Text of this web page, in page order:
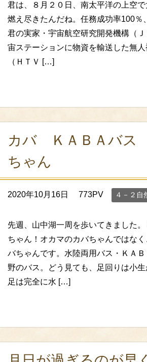
君は、８月２０日、南太平洋の上空で
燃え尽きたんだね。任務成功率100％
君の実家・宇宙航空研究開発機構（
宙ステーションに物資を輸送した無
（ＨＴＶ […]
カバ ＫＡＢＡバス
ちゃん
2020年10月16日 773PV ４－２自
先週、山中湖一周を歩いてきました
ちゃん！オカマのカバちゃんではな
バちゃんです。水陸両用バス・ＫＡ
野のバス。どう見ても、足回りは小生
足は完全に水 […]